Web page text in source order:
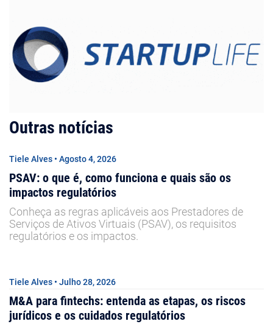
Outras notícias
Tiele Alves • Agosto 4, 2026
PSAV: o que é, como funciona e quais são os
impactos regulatórios
Conheça as regras aplicáveis aos Prestadores de
Serviços de Ativos Virtuais (PSAV), os requisitos
regulatórios e os impactos.
Tiele Alves • Julho 28, 2026
M&A para fintechs: entenda as etapas, os riscos
jurídicos e os cuidados regulatórios